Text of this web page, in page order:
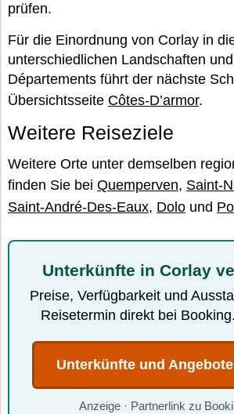
prüfen.
Für die Einordnung von Corlay in
unterschiedlichen Landschaften
Départements führt der nächste
Übersichtsseite Côtes-D’armor.
Weitere Reiseziele
Weitere Orte unter demselben
finden Sie bei Quemperven, Saint-
Saint-André-Des-Eaux, Dolo und
Unterkünfte in Corlay
Preise, Verfügbarkeit und
Reisetermin direkt bei
Unterkünfte und
Anzeige · Partnerlink zu